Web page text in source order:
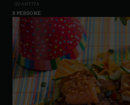
QUANTITÀ
8 PERSONE